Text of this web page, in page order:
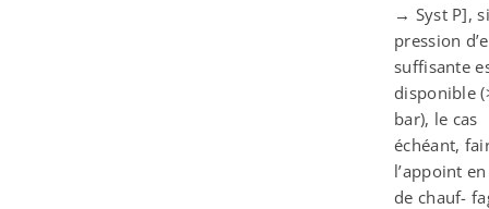
→ Syst P],
pression
suffisante
disponible
bar), le cas
échéant,
l’appoint
de chauf-